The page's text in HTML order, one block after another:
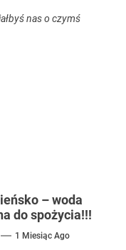
nas o czymś
– woda
do spożycia!!!
1 Miesiąc Ago